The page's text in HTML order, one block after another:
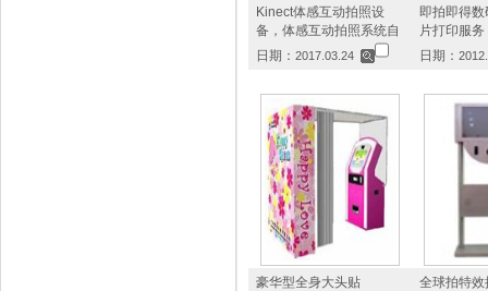
Kinect体感互动拍照设
备，体感互动拍照系统自
日期： 2017.03.24
即拍即得
片打印服务
日期：
豪华型全身大头贴
全球拍特效